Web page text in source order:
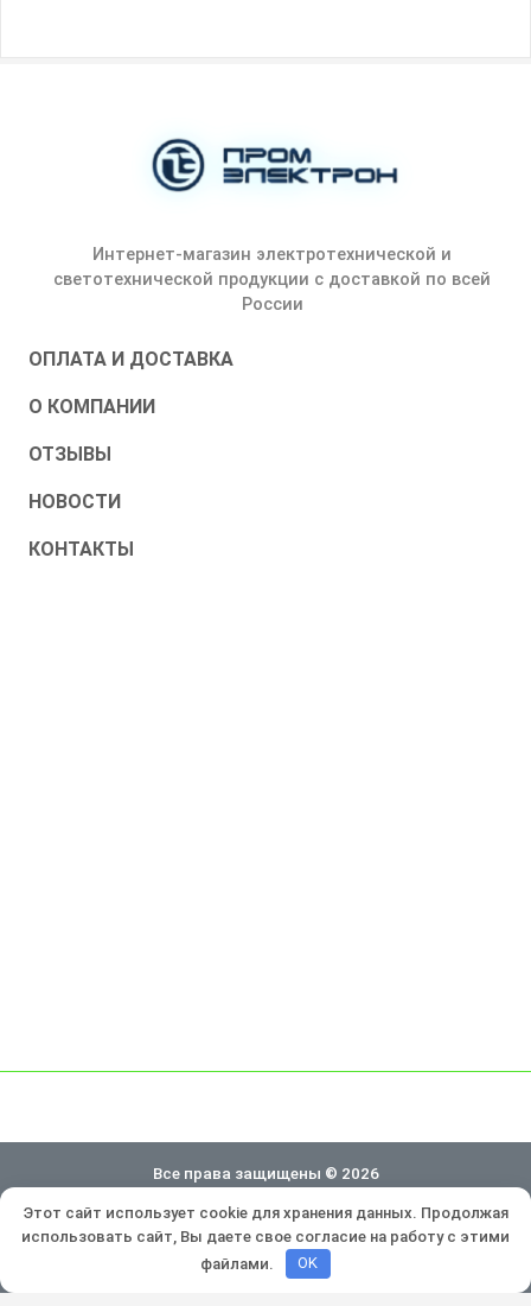
Интернет-магазин электротехнической и
светотехнической продукции с доставкой по всей
России
ОПЛАТА И ДОСТАВКА
О КОМПАНИИ
ОТЗЫВЫ
НОВОСТИ
КОНТАКТЫ
Все права защищены © 2026
Политика конфиденциальности
Разработка и продвижение:
Этот сайт использует cookie для хранения данных. Продолжая
использовать сайт, Вы даете свое согласие на работу с этими
файлами.
OK